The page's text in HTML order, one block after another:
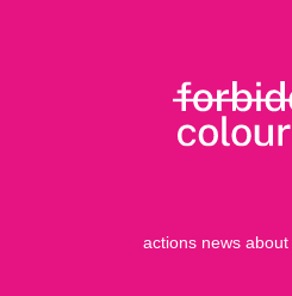
actions news about